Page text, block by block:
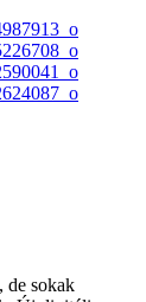
de sokak